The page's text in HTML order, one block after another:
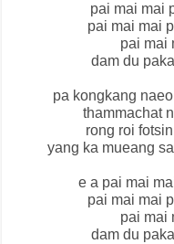
pai mai mai
pai mai mai
pai mai
dam du
pa kongkang
thammachat
rong roi
yang ka mueang
e a pai mai
pai mai mai
pai mai
dam du